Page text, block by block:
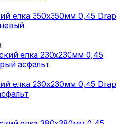
елка 350х350мм 0,45 Drap
елка 230х230мм 0,45 Drap